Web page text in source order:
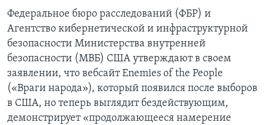
Федеральное бюро расследований (ФБР) и
Агентство кибернетической и инфраструктурной
безопасности Министерства внутренней
безопасности (МВБ) США утверждают в своем
заявлении, что вебсайт Enemies of the People
(«Враги народа»), который появился после выборов
в США, но теперь выглядит бездействующим,
демонстрирует «продолжающееся намерение